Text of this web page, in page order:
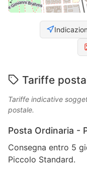
Tariffe
Tariffe indicative
postale.
Posta Ordinaria -
Consegna entro 5
Piccolo Standard.